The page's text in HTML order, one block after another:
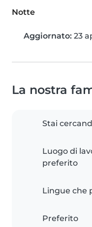
Notte
Aggiornato: 23
La nostra
Stai
Luogo di
preferito
Lingue che
Preferito